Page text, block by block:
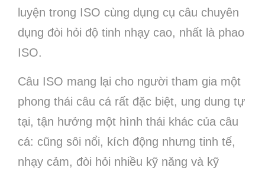
luyện trong ISO cùng dụng cụ câu chuyên
dụng đòi hỏi độ tinh nhạy cao, nhất là phao
ISO.
Câu ISO mang lại cho người tham gia một
phong thái câu cá rất đặc biệt, ung dung tự
tại, tận hưởng một hình thái khác của câu
cá: cũng sôi nổi, kích động nhưng tinh tế,
nhạy cảm, đòi hỏi nhiều kỹ năng và kỹ